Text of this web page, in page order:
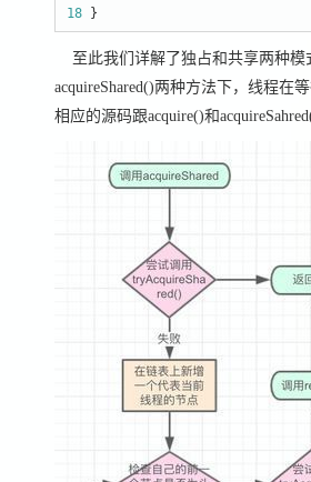
18 }
至此我们详解了独占和共享两种模式
acquireShared()两种方法下，线程在
相应的源码跟acquire()和